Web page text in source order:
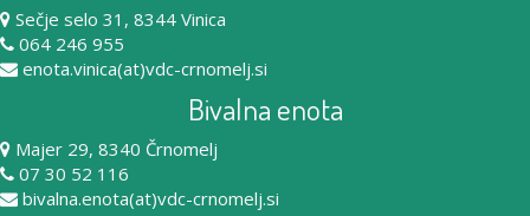
Sečje selo 31, 8344 Vinica
064 246 955
enota.vinica(at)vdc-crnomelj.si
Bivalna enota
Majer 29, 8340 Črnomelj
07 30 52 116
bivalna.enota(at)vdc-crnomelj.si